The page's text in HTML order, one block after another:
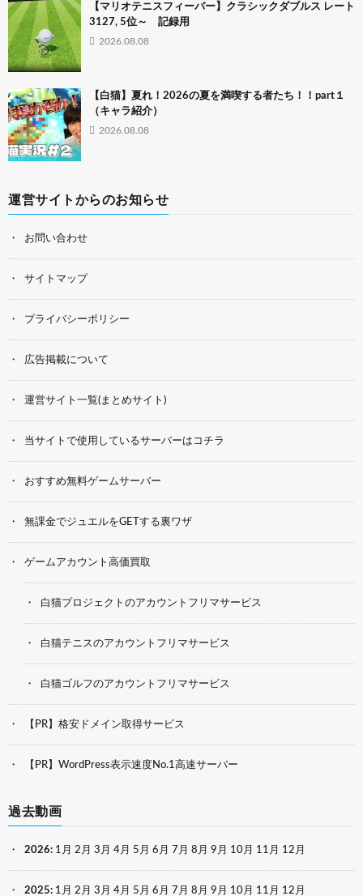
【マリオテニスフィーバー】クラシックダブルス レート
3127, 5位～ 記録用
2026.08.08
【白猫】夏れ！2026の夏を満喫する者たち！！part１
（キャラ紹介）
2026.08.08
運営サイトからのお知らせ
お問い合わせ
サイトマップ
プライバシーポリシー
広告掲載について
運営サイト一覧(まとめサイト)
当サイトで使用しているサーバーはコチラ
おすすめ無料ゲームサーバー
無課金でジュエルをGETする裏ワザ
ゲームアカウント高価買取
白猫プロジェクトのアカウントフリマサービス
白猫テニスのアカウントフリマサービス
白猫ゴルフのアカウントフリマサービス
【PR】格安ドメイン取得サービス
【PR】WordPress表示速度No.1高速サーバー
過去動画
2026: 1月 2月 3月 4月 5月 6月 7月 8月 9月 10月 11月 12月
2025: 1月 2月 3月 4月 5月 6月 7月 8月 9月 10月 11月 12月